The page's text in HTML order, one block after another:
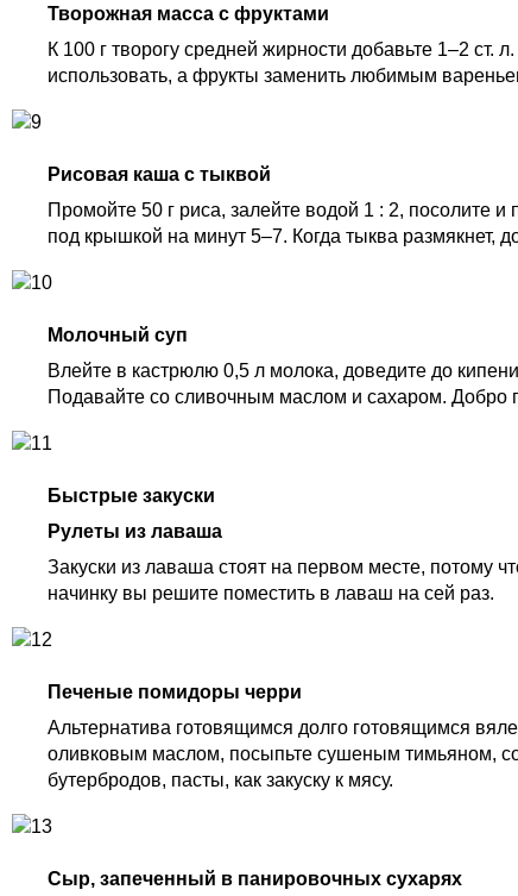
Творожная масса с фруктами
К 100 г творогу средней жирности добавьте 1–2
использовать, а фрукты заменить любимым
Рисовая каша с тыквой
Промойте 50 г риса, залейте водой 1 : 2, посолите
под крышкой на минут 5–7. Когда тыква размякнет,
Молочный суп
Влейте в кастрюлю 0,5 л молока, доведите до
Подавайте со сливочным маслом и сахаром. Добро
Быстрые закуски
Рулеты из лаваша
Закуски из лаваша стоят на первом месте, потому
начинку вы решите поместить в лаваш на сей раз.
Печеные помидоры черри
Альтернатива готовящимся долго готовящимся
оливковым маслом, посыпьте сушеным тимьяном,
бутербродов, пасты, как закуску к мясу.
Сыр, запеченный в панировочных сухарях